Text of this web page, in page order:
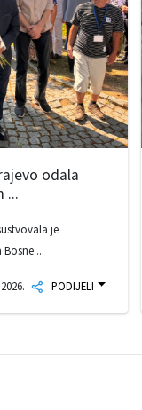
odala
...
je
...
PODIJELI